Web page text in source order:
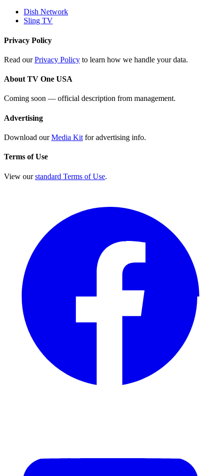
Dish Network
Sling TV
Privacy Policy
Read ourPrivacy Policy to learn how we handle your data.
About TV One USA
Coming soon — official description from management.
Advertising
Download ourMedia Kit for advertising info.
Terms of Use
View ourstandard Terms of Use.